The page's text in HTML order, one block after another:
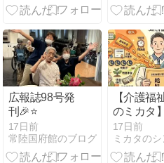
しよう
広報誌98号発
刊🎉⭐️
17日前
常陸国府館のブログ
【介護福
のミカタ
護職の給
開2026年
分
17日前